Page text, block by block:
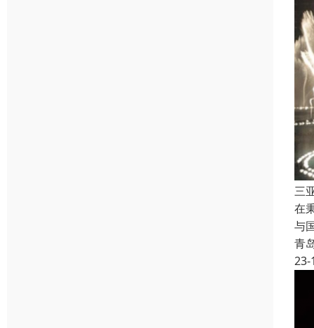
三
在
与
青
23-